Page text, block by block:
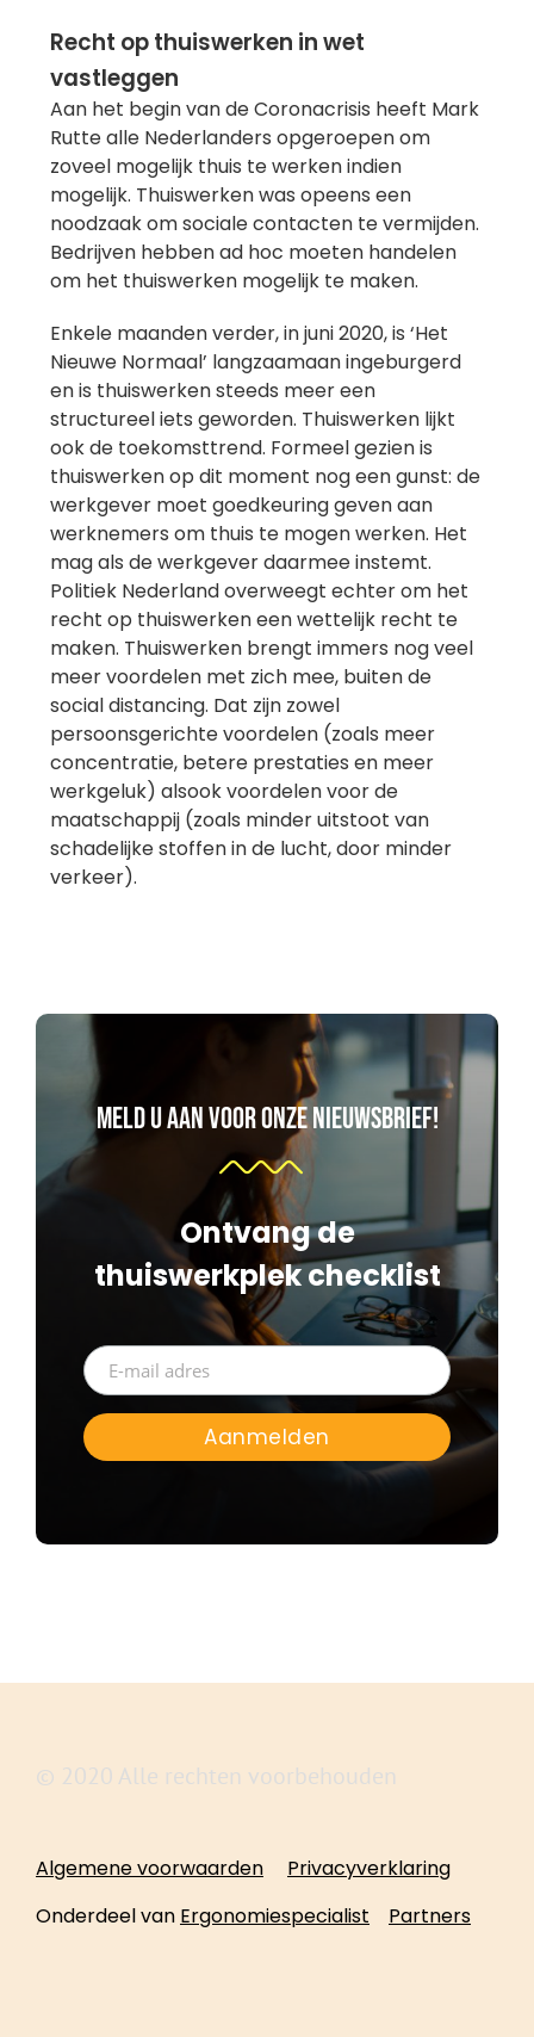
Recht op thuiswerken in wet
vastleggen
Aan het begin van de Coronacrisis heeft Mark
Rutte alle Nederlanders opgeroepen om
zoveel mogelijk thuis te werken indien
mogelijk. Thuiswerken was opeens een
noodzaak om sociale contacten te vermijden.
Bedrijven hebben ad hoc moeten handelen
om het thuiswerken mogelijk te maken.
Enkele maanden verder, in juni 2020, is ‘Het
Nieuwe Normaal’ langzaamaan ingeburgerd
en is thuiswerken steeds meer een
structureel iets geworden. Thuiswerken lijkt
ook de toekomsttrend. Formeel gezien is
thuiswerken op dit moment nog een gunst: de
werkgever moet goedkeuring geven aan
werknemers om thuis te mogen werken. Het
mag als de werkgever daarmee instemt.
Politiek Nederland overweegt echter om het
recht op thuiswerken een wettelijk recht te
maken. Thuiswerken brengt immers nog veel
meer voordelen met zich mee, buiten de
social distancing. Dat zijn zowel
persoonsgerichte voordelen (zoals meer
concentratie, betere prestaties en meer
werkgeluk) alsook voordelen voor de
maatschappij (zoals minder uitstoot van
schadelijke stoffen in de lucht, door minder
verkeer).
Meld u aan voor onze nieuwsbrief!
Ontvang de
thuiswerkplek checklist
© 2020 Alle rechten voorbehouden
Algemene voorwaarden
Privacyverklaring
Onderdeel van Ergonomiespecialist Partners